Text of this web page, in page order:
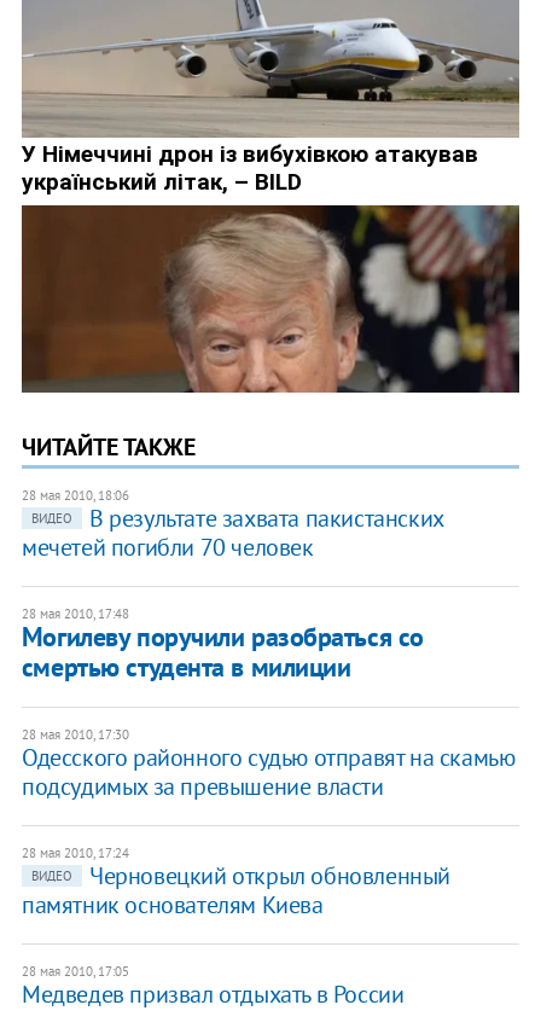
ЧИТАЙТЕ ТАКЖЕ
28 мая 2010, 18:06
ВИДЕО
В результате захвата пакистанских
мечетей погибли 70 человек
28 мая 2010, 17:48
Могилеву поручили разобраться со
смертью студента в милиции
28 мая 2010, 17:30
Одесского районного судью отправят на скамью
подсудимых за превышение власти
28 мая 2010, 17:24
ВИДЕО
Черновецкий открыл обновленный
памятник основателям Киева
28 мая 2010, 17:05
Медведев призвал отдыхать в России